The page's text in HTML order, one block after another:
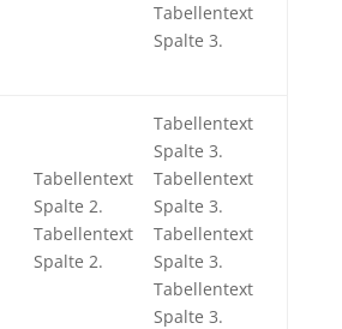
Tabellentext
Spalte 3.
Tabellentext
Spalte 2.
Tabellentext
Spalte 2.
Tabellentext
Spalte 3.
Tabellentext
Spalte 3.
Tabellentext
Spalte 3.
Tabellentext
Spalte 3.